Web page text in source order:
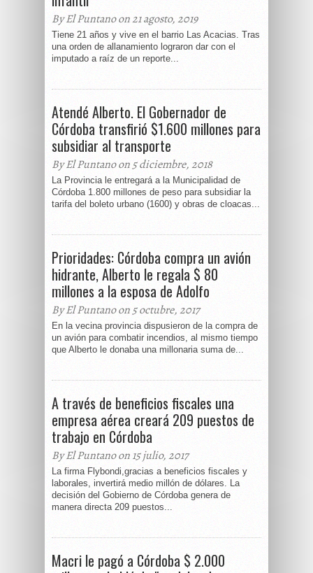
By El Puntano on 21 agosto, 2019
Tiene 21 años y vive en el barrio Las Acacias. Tras
una orden de allanamiento lograron dar con el
imputado a raíz de un reporte...
Atendé Alberto. El Gobernador de
Córdoba transfirió $1.600 millones para
subsidiar al transporte
By El Puntano on 5 diciembre, 2018
La Provincia le entregará a la Municipalidad de
Córdoba 1.800 millones de peso para subsidiar la
tarifa del boleto urbano (1600) y obras de cloacas...
Prioridades: Córdoba compra un avión
hidrante, Alberto le regala $ 80
millones a la esposa de Adolfo
By El Puntano on 5 octubre, 2017
En la vecina provincia dispusieron de la compra de
un avión para combatir incendios, al mismo tiempo
que Alberto le donaba una millonaria suma de...
A través de beneficios fiscales una
empresa aérea creará 209 puestos de
trabajo en Córdoba
By El Puntano on 15 julio, 2017
La firma Flybondi,gracias a beneficios fiscales y
laborales, invertirá medio millón de dólares. La
decisión del Gobierno de Córdoba genera de
manera directa 209 puestos...
Macri le pagó a Córdoba $ 2.000